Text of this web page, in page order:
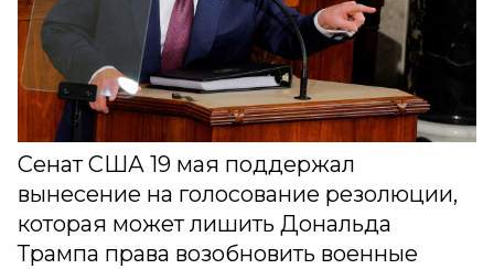
Сенат США 19 мая поддержал
вынесение на голосование резолюции,
которая может лишить Дональда
Трампа права возобновить военные